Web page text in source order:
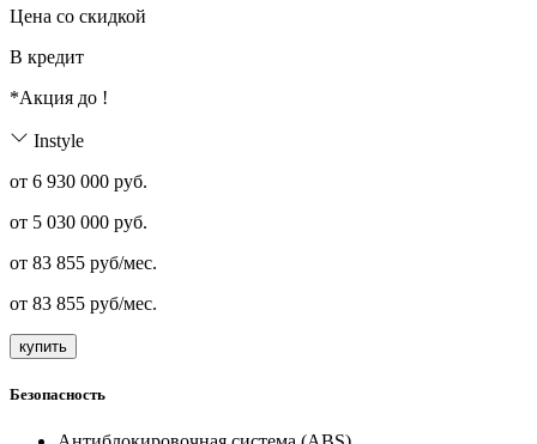
Цена со скидкой
В кредит
*Акция до !
Instyle
от 6 930 000 руб.
от 5 030 000 руб.
от 83 855 руб/мес.
от 83 855 руб/мес.
купить
Безопасность